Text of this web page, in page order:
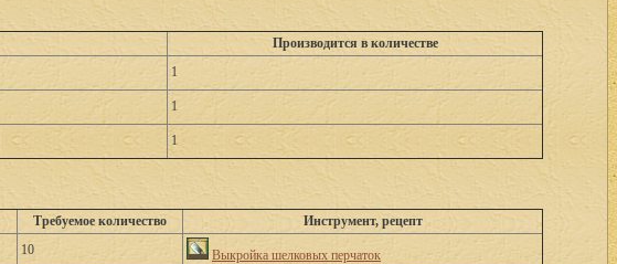
Производится в количестве
1
1
1
Требуемое количество Инструмент, рецепт
10 Выкройка шелковых перчаток